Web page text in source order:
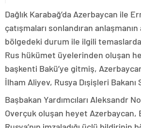
Dağlık Karabağ’da Azerbaycan ile
çatışmaları sonlandıran anlaşmanın
bölgedeki durum ile ilgili
Rus hükümet üyelerinden oluşan
başkenti Bakü’ye gitmiş,
İlham Aliyev, Rusya Dışişleri Bakanı
Başbakan Yardımcıları Aleksandr
Overçuk oluşan heyet Azerbaycan,